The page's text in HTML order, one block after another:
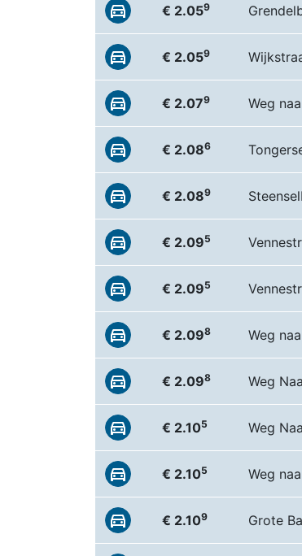
€ 2.059
€ 2.059
€ 2.079 Weg
€ 2.086
€ 2.089
€ 2.095
€ 2.095
€ 2.098 Weg
€ 2.098 Weg
€ 2.105 Weg
€ 2.105 Weg
€ 2.109 Grote